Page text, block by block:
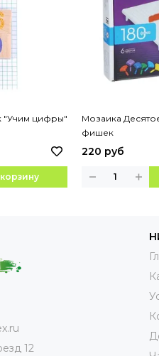
"Учим цифры"
Мозаика
фишек
220 руб
12